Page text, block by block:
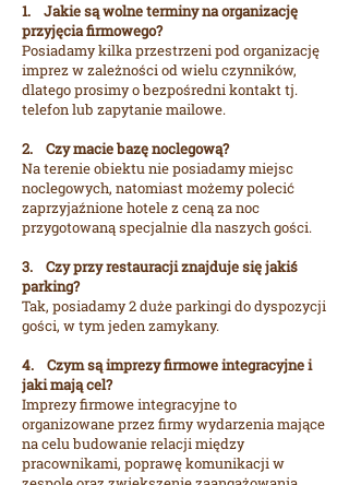
1. Jakie są wolne terminy na organizację
przyjęcia firmowego?
Posiadamy kilka przestrzeni pod organizację
imprez w zależności od wielu czynników,
dlatego prosimy o bezpośredni kontakt tj.
telefon lub zapytanie mailowe.
2. Czy macie bazę noclegową?
Na terenie obiektu nie posiadamy miejsc
noclegowych, natomiast możemy polecić
zaprzyjaźnione hotele z ceną za noc
przygotowaną specjalnie dla naszych gości.
3. Czy przy restauracji znajduje się jakiś
parking?
Tak, posiadamy 2 duże parkingi do dyspozycji
gości, w tym jeden zamykany.
4. Czym są imprezy firmowe integracyjne i
jaki mają cel?
Imprezy firmowe integracyjne to
organizowane przez firmy wydarzenia mające
na celu budowanie relacji między
pracownikami, poprawę komunikacji w